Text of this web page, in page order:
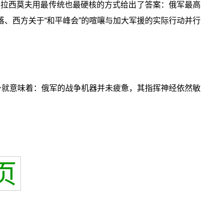
西莫夫用最传统也最硬核的方式给出了答案：俄军最高
西方关于“和平峰会”的喧嚷与加大军援的实际行动并行
意味着：俄军的战争机器并未疲惫，其指挥神经依然敏